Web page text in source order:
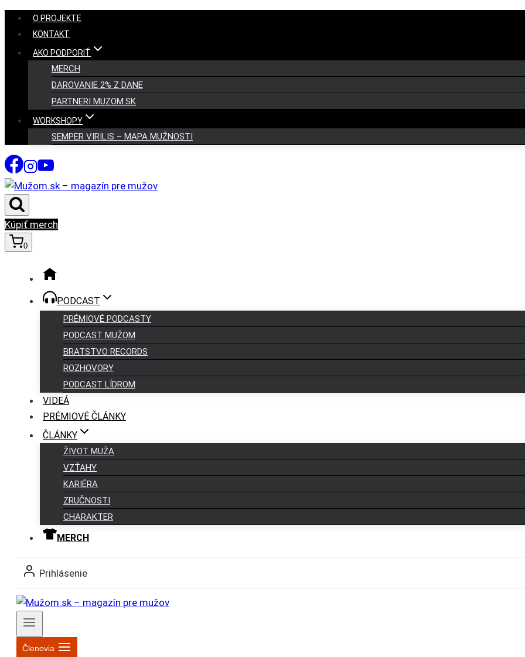
Skip
content
O PROJEKTE
KONTAKT
AKO PODPORIŤ
MERCH
DAROVANIE 2% Z DANE
PARTNERI MUZOM.SK
WORKSHOPY
SEMPER VIRILIS – MAPA MUŽNOSTI
Kúpiť merch
0
PODCAST
PRÉMIOVÉ PODCASTY
PODCAST MUŽOM
BRATSTVO RECORDS
ROZHOVORY
PODCAST LÍDROM
VIDEÁ
PRÉMIOVÉ ČLÁNKY
ČLÁNKY
ŽIVOT MUŽA
VZŤAHY
KARIÉRA
ZRUČNOSTI
CHARAKTER
MERCH
Prihlásenie
Členovia